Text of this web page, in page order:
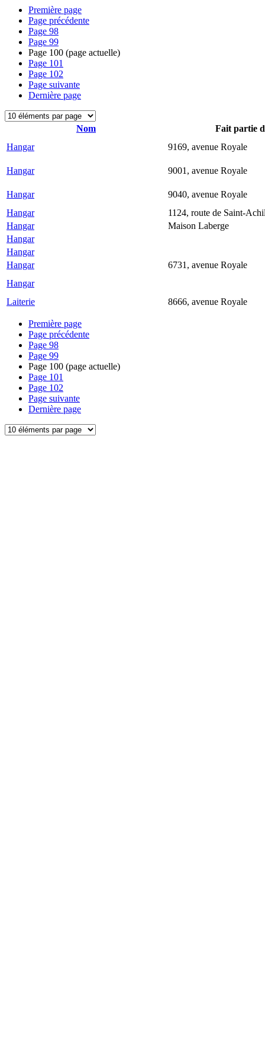
Première page
Page précédente
Page 98
Page 99
Page 100 (page actuelle)
Page 101
Page 102
Page suivante
Dernière page
Nom
Fait partie
Hangar
9169, avenue Royale
Hangar 9001, avenue Royale
Hangar
9040, avenue Royale
Hangar
1124, route de Saint-
Hangar
Maison Laberge
Hangar
Hangar
Hangar
6731, avenue Royale
Hangar
Laiterie
8666, avenue Royale
Première page
Page précédente
Page 98
Page 99
Page 100 (page actuelle)
Page 101
Page 102
Page suivante
Dernière page